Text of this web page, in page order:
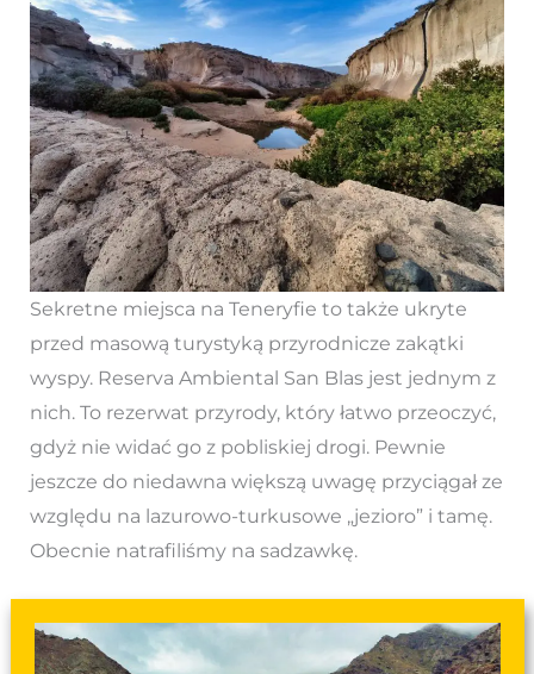
Sekretne miejsca na Teneryfie to także ukryte
przed masową turystyką przyrodnicze zakątki
wyspy. Reserva Ambiental San Blas jest jednym z
nich. To rezerwat przyrody, który łatwo przeoczyć,
gdyż nie widać go z pobliskiej drogi. Pewnie
jeszcze do niedawna większą uwagę przyciągał ze
względu na lazurowo-turkusowe „jezioro” i tamę.
Obecnie natrafiliśmy na sadzawkę.